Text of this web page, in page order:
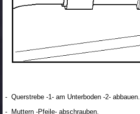
- Querstrebe -1- am Unterboden -2- abbauen.
- Muttern -Pfeile- abschrauben.